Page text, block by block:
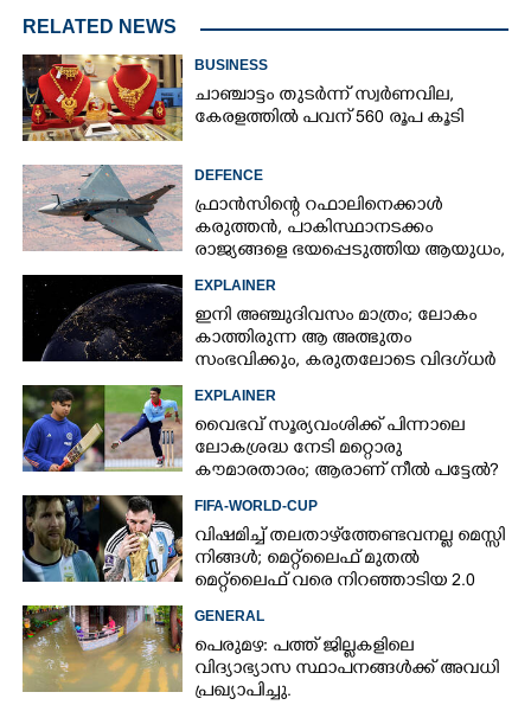
RELATED NEWS
BUSINESS
ചാഞ്ചാട്ടം തുടർന്ന് സ്വർണവില,
കേരളത്തിൽ പവന് 560 രൂപ കൂടി
DEFENCE
ഫ്രാൻസിന്റെ റഫാലിനെക്കാൾ
കരുത്തൻ,​ പാകിസ്ഥാനടക്കം
രാജ്യങ്ങളെ ഭയപ്പെടുത്തിയ ആയുധം,​
EXPLAINER
ഇനി അഞ്ചുദിവസം മാത്രം; ലോകം
കാത്തിരുന്ന ആ അത്ഭുതം
സംഭവിക്കും, കരുതലോടെ വിദഗ്ധർ
EXPLAINER
വൈഭവ് സൂര്യവംശിക്ക് പിന്നാലെ
ലോകശ്രദ്ധ നേടി മറ്റൊരു
കൗമാരതാരം; ആരാണ് നീൽ പട്ടേൽ?
FIFA-WORLD-CUP
വിഷമിച്ച് തലതാഴ്‌ത്തേണ്ടവനല്ല മെസ്സി
നിങ്ങള്‍; മെറ്റ്‌ലൈഫ് മുതല്‍
മെറ്റ്‌ലൈഫ് വരെ നിറഞ്ഞാടിയ 2.0
GENERAL
പെരുമഴ: പത്ത് ജില്ലകളിലെ
വിദ്യാഭ്യാസ സ്ഥാപനങ്ങൾക്ക് അവധി
പ്രഖ്യാപിച്ചു.